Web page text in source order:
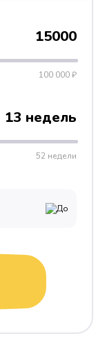
15000
100 000 ₽
13 недель
52 недели
До